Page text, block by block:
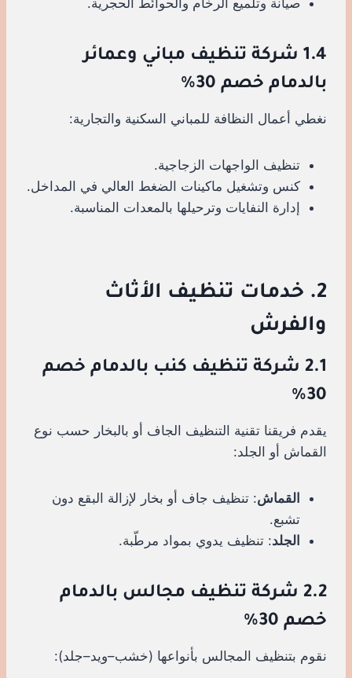
1.4 شركة تنظيف مباني وعمائر
بالدمام خصم 30%
نغطي أعمال النظافة للمباني السكنية والتجارية:
تنظيف الواجهات الزجاجية.
كنس وتشغيل ماكينات الضغط العالي في المداخل.
إدارة النفايات وترحيلها بالمعدات المناسبة.
2. خدمات تنظيف الأثاث
والفرش
2.1 شركة تنظيف كنب بالدمام خصم
30%
يقدم فريقنا تقنية التنظيف الجاف أو بالبخار حسب نوع
القماش أو الجلد:
القماش: تنظيف جاف أو بخار لإزالة البقع دون
تشبع.
الجلد: تنظيف يدوي بمواد مرطّبة.
2.2 شركة تنظيف مجالس بالدمام
خصم 30%
نقوم بتنظيف المجالس بأنواعها (خشب–ويد–جلد):